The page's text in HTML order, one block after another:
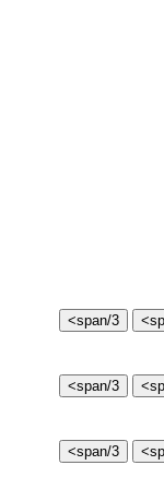
3/span>
3/span>
3/span>